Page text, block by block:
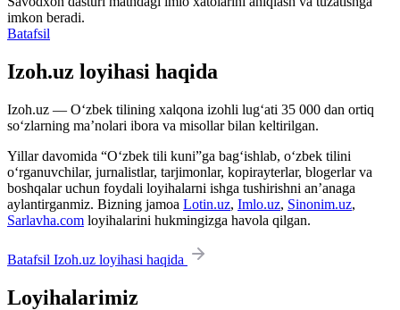
imkon beradi.
Batafsil
Izoh.uz loyihasi haqida
Izoh.uz — O‘zbek tilining xalqona izohli lug‘ati 35 000 dan ortiq
so‘zlarning ma’nolari ibora va misollar bilan keltirilgan.
Yillar davomida “O‘zbek tili kuni”ga bag‘ishlab, o‘zbek tilini
o‘rganuvchilar, jurnalistlar, tarjimonlar, kopirayterlar, blogerlar va
boshqalar uchun foydali loyihalarni ishga tushirishni an’anaga
aylantirganmiz. Bizning jamoa Lotin.uz, Imlo.uz, Sinonim.uz,
Sarlavha.com loyihalarini hukmingizga havola qilgan.
Batafsil Izoh.uz loyihasi haqida
Loyihalarimiz